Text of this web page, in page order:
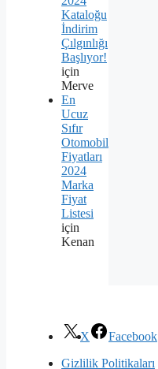
Kataloğu
İndirim
Çılgınlığı
Başlıyor!
için
Merve
En
Ucuz
Sıfır
Otomobil
Fiyatları
2024
Marka
Fiyat
Listesi
için
Kenan
X
Facebook
Gizlilik Politikaları